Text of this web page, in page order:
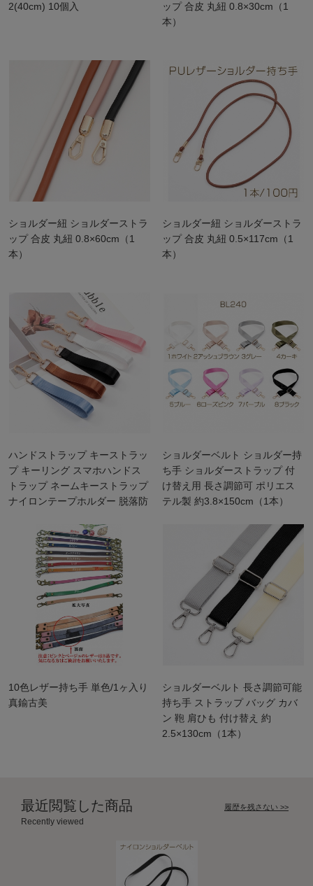
2(40cm) 10個入
ップ 合皮 丸紐 0.8×30cm（1
本）
ショルダー紐 ショルダーストラ
ップ 合皮 丸紐 0.8×60cm（1
本）
ショルダー紐 ショルダーストラ
ップ 合皮 丸紐 0.5×117cm（1
本）
ハンドストラップ キーストラッ
プ キーリング スマホハンドス
トラップ ネームキーストラップ
ナイロンテープホルダー 脱落防
ショルダーベルト ショルダー持
ち手 ショルダーストラップ 付
け替え用 長さ調節可 ポリエス
テル製 約3.8×150cm（1本）
10色レザー持ち手 単色/1ヶ入り
真鍮古美
ショルダーベルト 長さ調節可能
持ち手 ストラップ バッグ カバ
ン 鞄 肩ひも 付け替え 約
2.5×130cm（1本）
最近閲覧した商品
Recently viewed
履歴を残さない >>